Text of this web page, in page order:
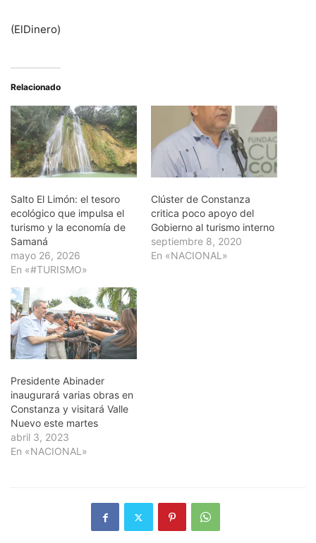
(ElDinero)
Relacionado
Salto El Limón: el tesoro
ecológico que impulsa el
turismo y la economía de
Samaná
mayo 26, 2026
En «#TURISMO»
Clúster de Constanza
critica poco apoyo del
Gobierno al turismo interno
septiembre 8, 2020
En «NACIONAL»
Presidente Abinader
inaugurará varias obras en
Constanza y visitará Valle
Nuevo este martes
abril 3, 2023
En «NACIONAL»